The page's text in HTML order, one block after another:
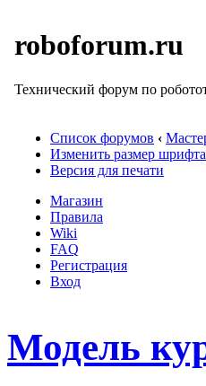
roboforum.ru
Технический форум по
Список форумов ‹
Изменить размер шрифта
Версия для печати
Магазин
Правила
Wiki
FAQ
Регистрация
Вход
Модель